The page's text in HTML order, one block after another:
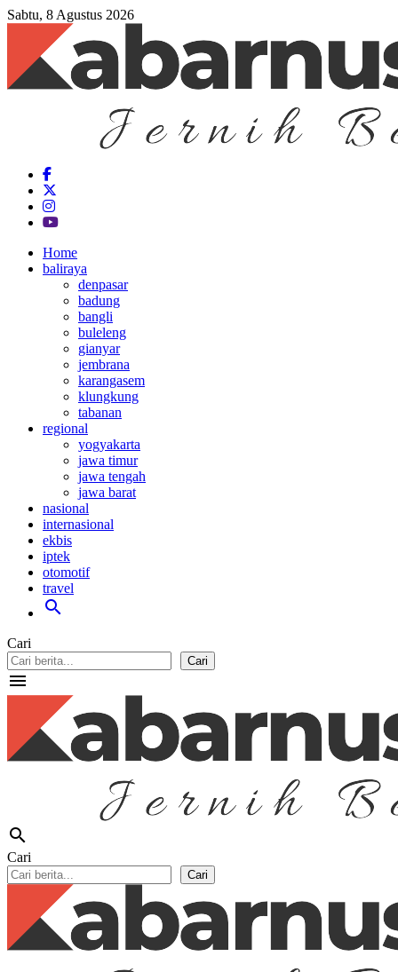
Sabtu, 8 Agustus 2026
Home
baliraya
denpasar
badung
bangli
buleleng
gianyar
jembrana
karangasem
klungkung
tabanan
regional
yogyakarta
jawa timur
jawa tengah
jawa barat
nasional
internasional
ekbis
iptek
otomotif
travel
search
Cari
Cari
menu
search
Cari
Cari